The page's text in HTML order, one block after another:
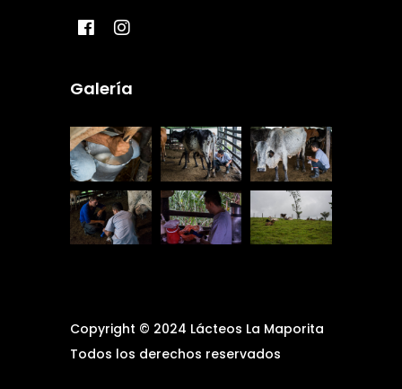
Galería
Copyright © 2024 Lácteos La Maporita
Todos los derechos reservados